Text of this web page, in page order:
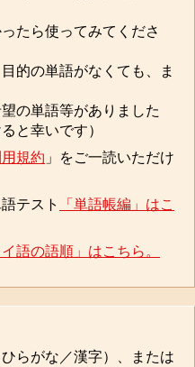
たら使ってみてくださ
的の単語がなくても、ま
の単語等がありました
と幸いです）
規約 」をご一読いただけ
テスト
「単語帳編」はこ
イ語の語順」はこちら。
らがな／漢字）、または